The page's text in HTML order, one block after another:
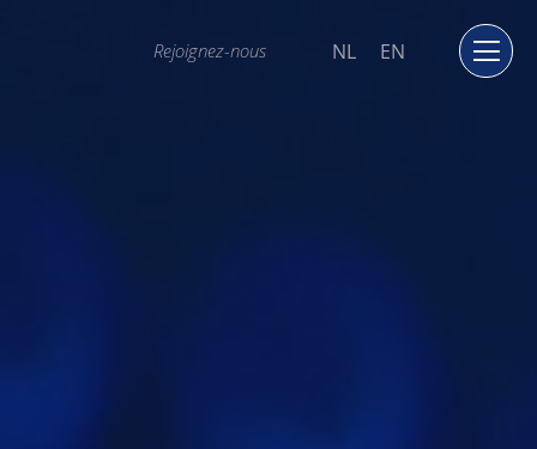
Rejoignez-nous NL EN